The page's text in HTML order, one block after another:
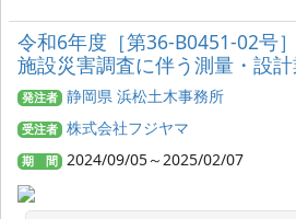
令和6年度［第36-B0451-02号
施設災害調査に伴う測量・設
発注者 静岡県 浜松土木事務所
受注者 株式会社フジヤマ
期 間 2024/09/05～2025/02/07